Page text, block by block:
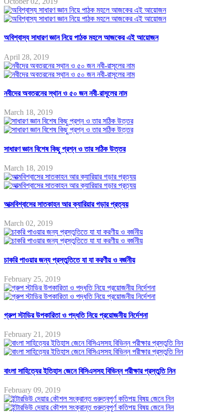
অবিশ্বাস্য সাধারণ জ্ঞান নিয়ে পাঠক মহলে আজকের এই আয়োজন
April 28, 2019
নবীদের অবতরনের স্থান ও ৫০ জন নবী-রাসূলের নাম
March 18, 2019
সাধারণ জ্ঞান বিশেষ কিছু প্রশ্ন ও তার সঠিক উত্তর
March 18, 2019
আত্মবিশ্বাসের সাতকাহন আর ক্যারিয়ার গড়ার প্রত্যয়
March 02, 2019
চাকরি পাওয়ার জন্য প্রস্তুতিতে যা যা করণীয় ও বর্জনীয়
February 25, 2019
গ্রুপ স্টাডির উপকারিতা ও পদ্ধতি নিয়ে প্রয়োজনীয় নির্দেশনা
February 21, 2019
বাংলা সাহিত্যের ইতিহাস জেনে বিসিএসসহ বিভিন্ন পরীক্ষার প্রস্তুতি নিন
February 09, 2019